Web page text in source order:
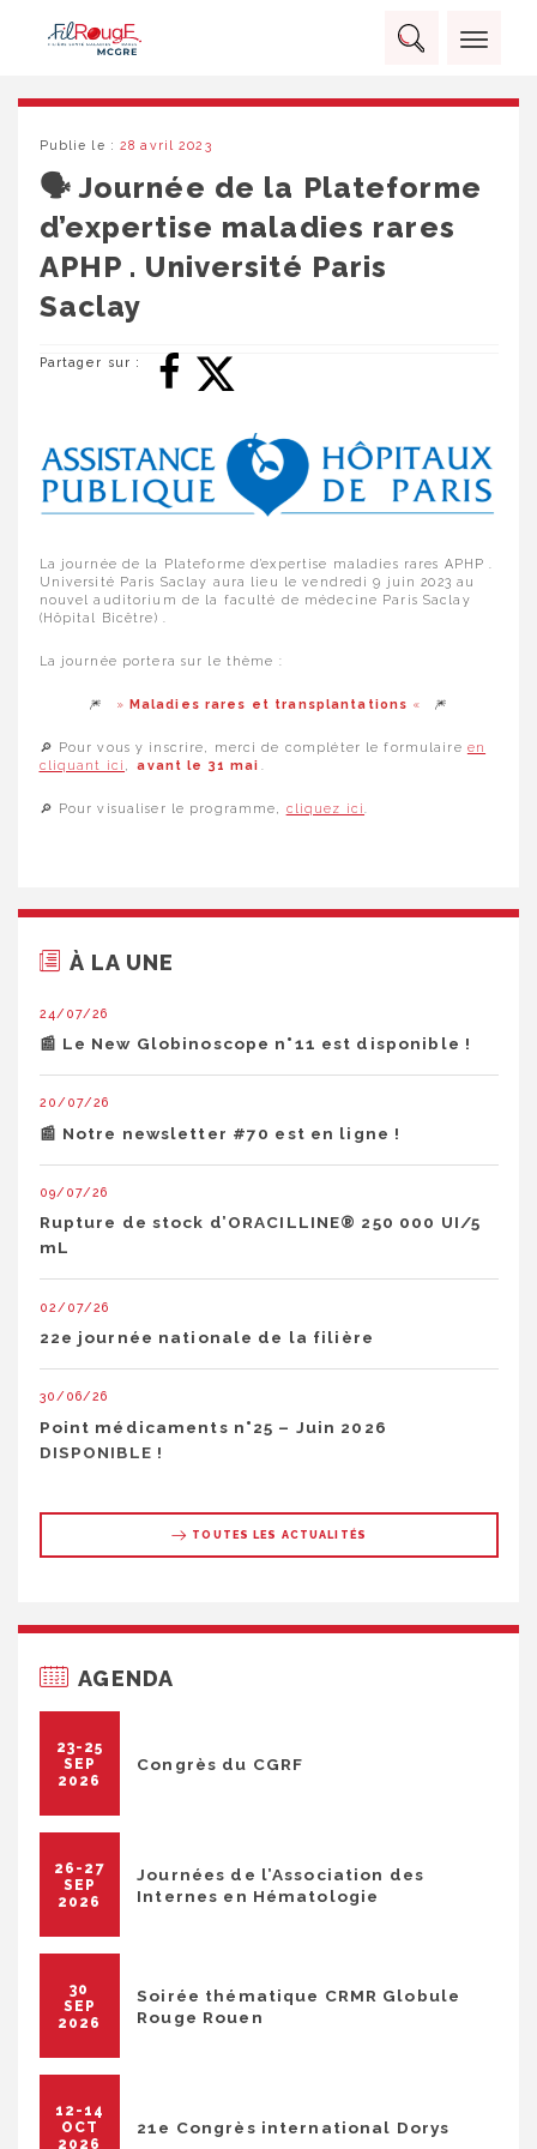
content
Rechercher :
RECHERCHER
Publie le :28 avril 2023
🗣️ Journée de la Plateforme
d’expertise maladies rares
APHP . Université Paris
Saclay
Partager sur :
La journée de la Plateforme d’expertise maladies rares APHP .
Université Paris Saclay aura lieu le vendredi 9 juin 2023 au
nouvel auditorium de la faculté de médecine Paris Saclay
(Hôpital Bicêtre) .
La journée portera sur le thème :
🎆 » Maladies rares et transplantations « 🎆
🔎 Pour vous y inscrire, merci de compléter le formulaire en
cliquant ici
avant le 31 mai
🔎 Pour visualiser le programme, cliquez ici
À LA UNE
24/07/26
📰 Le New Globinoscope n°11 est disponible !
20/07/26
📰 Notre newsletter #70 est en ligne !
09/07/26
Rupture de stock d’ORACILLINE® 250 000 UI/5
mL
02/07/26
22e journée nationale de la filière
30/06/26
Point médicaments n°25 – Juin 2026
DISPONIBLE !
TOUTES LES ACTUALITÉS
AGENDA
23-25
SEP
2026
Congrès du CGRF
26-27
SEP
2026
Journées de l’Association des
Internes en Hématologie
30
SEP
2026
Soirée thématique CRMR Globule
Rouge Rouen
12-14
OCT
2026
21e Congrès international Dorys